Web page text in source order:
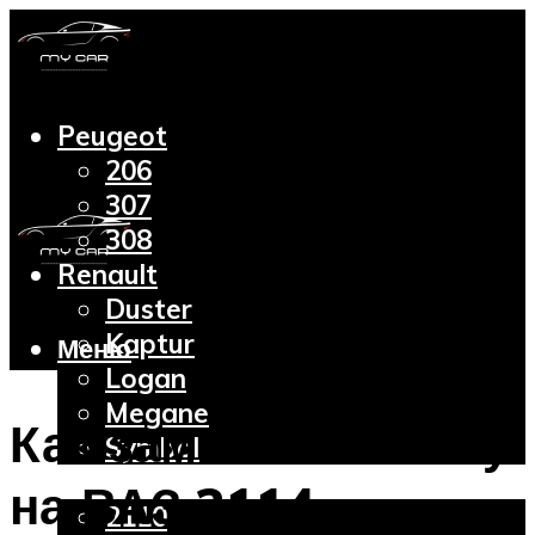
Peugeot
206
307
308
Renault
Duster
Kaptur
Logan
Megane
Symbol
Lada
2110
Меню
Как заменить помпу
на ВАЗ 2114